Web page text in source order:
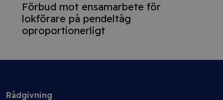
Förbud mot ensamarbete för
lokförare på pendeltåg
oproportionerligt
Rådgivning